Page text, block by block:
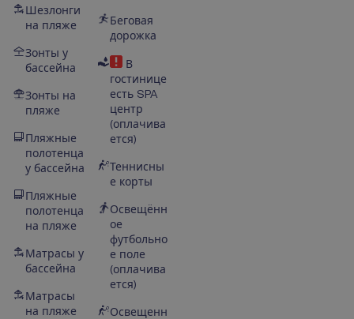
Шезлонги
на пляже
Зонты у
бассейна
Зонты на
пляже
Пляжные
полотенца
у бассейна
Пляжные
полотенца
на пляже
Матрасы у
бассейна
Матрасы
на пляже
Беговая
дорожка
В
гостинице
есть SPA
центр
(оплачива
ется)
Теннисны
е корты
Освещённ
ое
футбольно
е поле
(оплачива
ется)
Освещенн